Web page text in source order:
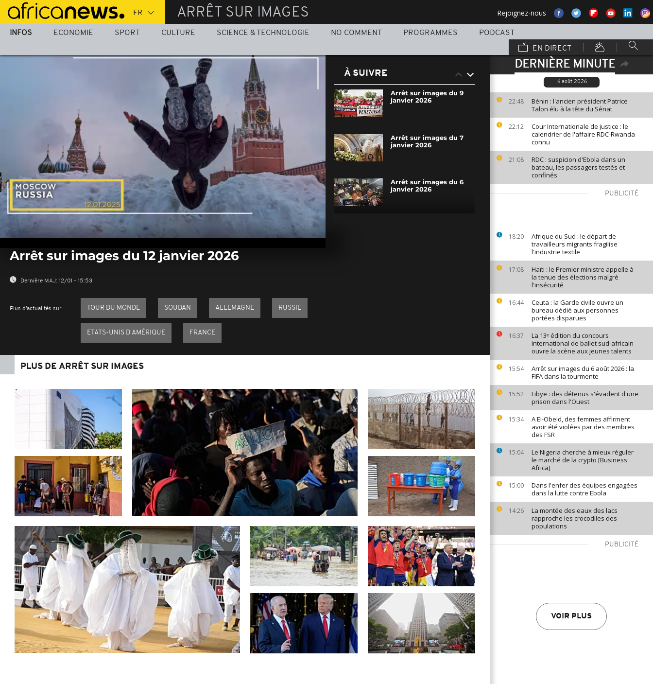
Passer
au
contenu
ARRÊT SUR IMAGES Rejoignez-nous
INFOS ECONOMIE SPORT CULTURE SCIENCE & TECHNOLOGIE NO COMMENT PROGRAMMES
PODCAST
EN DIRECT
DERNIÈRE MINUTE
6 août 2026
22:48
Bénin : l'ancien président Patrice
Talon élu à la tête du Sénat
22:12
Cour Internationale de justice : le
calendrier de l'affaire RDC-Rwanda
connu
21:08
RDC : suspicion d'Ebola dans un
bateau, les passagers testés et
confinés
PUBLICITÉ
18:20
Afrique du Sud : le départ de
travailleurs migrants fragilise
l'industrie textile
17:08
Haïti : le Premier ministre appelle à
la tenue des élections malgré
l'insécurité
16:44
Ceuta : la Garde civile ouvre un
bureau dédié aux personnes
portées disparues
16:37
La 13ᵉ édition du concours
international de ballet sud-africain
ouvre la scène aux jeunes talents
15:54
Arrêt sur images du 6 août 2026 : la
FIFA dans la tourmente
15:52
Libye : des détenus s'évadent d'une
prison dans l'Ouest
15:34
A El-Obeid, des femmes affirment
avoir été violées par des membres
des FSR
15:04
Le Nigeria cherche à mieux réguler
le marché de la crypto [Business
Africa]
15:00
Dans l'enfer des équipes engagées
dans la lutte contre Ebola
14:26
La montée des eaux des lacs
rapproche les crocodiles des
populations
PUBLICITÉ
VOIR PLUS
seconds
0%
Arrêt sur images du 12 janvier 2026
Dernière MAJ: 12/01 - 15:53
Plus d'actualités sur TOUR DU MONDE SOUDAN ALLEMAGNE RUSSIE
ETATS-UNIS D'AMÉRIQUE FRANCE
À SUIVRE
Arrêt sur images du 9
janvier 2026
Arrêt sur images du 7
janvier 2026
Arrêt sur images du 6
janvier 2026
PLUS DE ARRÊT SUR IMAGES